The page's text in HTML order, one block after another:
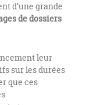
d’une grande
de dossiers
leur
sur les durées
que ces